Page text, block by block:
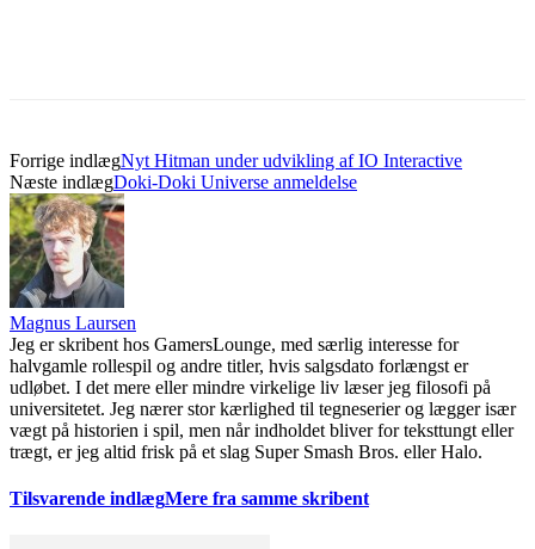
Forrige indlægNyt Hitman under udvikling af IO Interactive
Næste indlægDoki-Doki Universe anmeldelse
Magnus Laursen
Jeg er skribent hos GamersLounge, med særlig interesse for
halvgamle rollespil og andre titler, hvis salgsdato forlængst er
udløbet. I det mere eller mindre virkelige liv læser jeg filosofi på
universitetet. Jeg nærer stor kærlighed til tegneserier og lægger især
vægt på historien i spil, men når indholdet bliver for teksttungt eller
trægt, er jeg altid frisk på et slag Super Smash Bros. eller Halo.
Tilsvarende indlægMere fra samme skribent